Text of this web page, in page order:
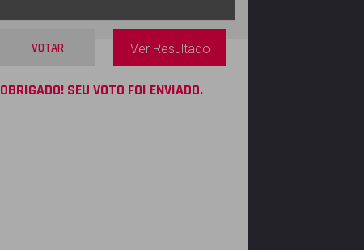
VOTAR Ver Resultado
OBRIGADO! SEU VOTO FOI ENVIADO.